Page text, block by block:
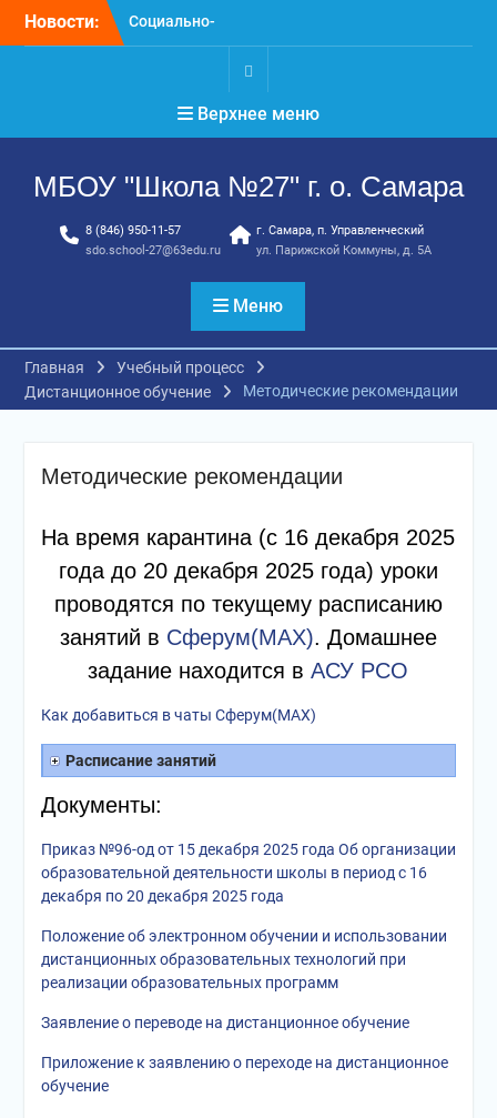
Новости:
Социально-
психологическое
профилактика, забота и
опора для вашей семьи
«Уроки географии»
Верхнее меню
МБОУ "Школа №27" г. о. Самара
8 (846) 950-11-57
sdo.school-27@63edu.ru
г. Самара, п. Управленческий
ул. Парижской Коммуны, д. 5А
Меню
Главная
Учебный процесс
Дистанционное обучение
Методические рекомендации
Методические рекомендации
На время карантина (с 16 декабря 2025
года до 20 декабря 2025 года) уроки
проводятся по текущему расписанию
занятий в Сферум(MAX). Домашнее
задание находится вАСУ РСО
Как добавиться в чаты Сферум(MAX)
Расписание занятий
Документы:
Приказ №96-од от 15 декабря 2025 года Об организации
образовательной деятельности школы в период с 16
декабря по 20 декабря 2025 года
Положение об электронном обучении и использовании
дистанционных образовательных технологий при
реализации образовательных программ
Заявление о переводе на дистанционное обучение
Приложение к заявлению о переходе на дистанционное
обучение